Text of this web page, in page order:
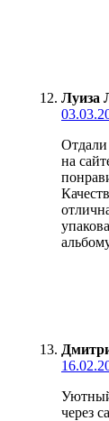
Луиза
Отдали
на
Уютный
через